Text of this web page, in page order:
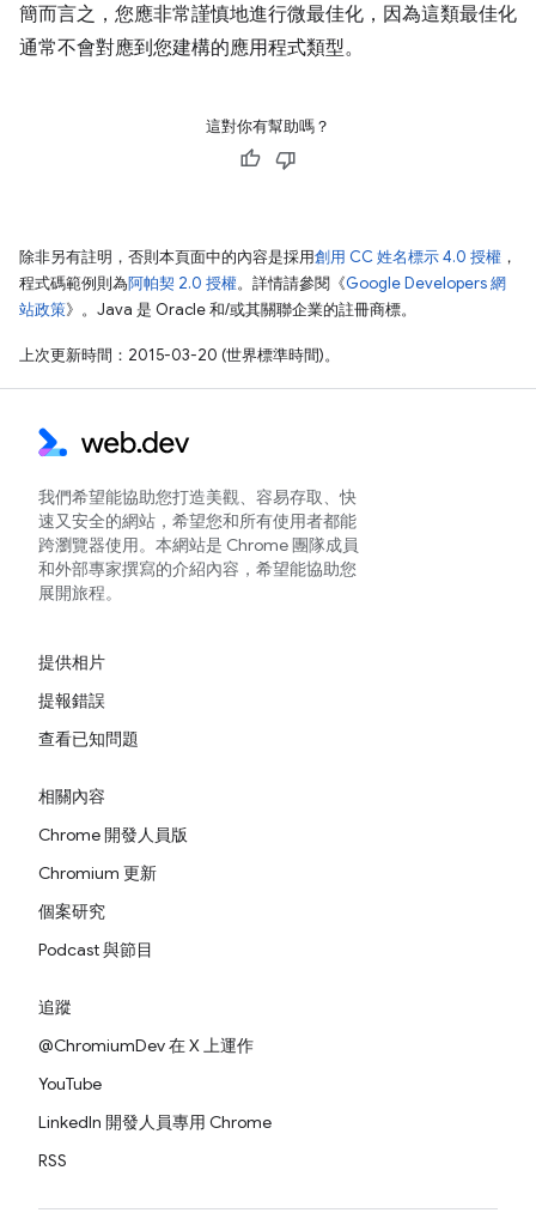
簡而言之，您應非常謹慎地進行微最佳化，因為這類最佳化
通常不會對應到您建構的應用程式類型。
這對你有幫助嗎？
除非另有註明，否則本頁面中的內容是採用創用 CC 姓名標示 4.0 授權 ，
程式碼範例則為阿帕契 2.0 授權。詳情請參閱《Google Developers 網
站政策》。Java 是 Oracle 和/或其關聯企業的註冊商標。
上次更新時間：2015-03-20 (世界標準時間)。
我們希望能協助您打造美觀、容易存取、快
速又安全的網站，希望您和所有使用者都能
跨瀏覽器使用。本網站是 Chrome 團隊成員
和外部專家撰寫的介紹內容，希望能協助您
展開旅程。
提供相片
提報錯誤
查看已知問題
相關內容
Chrome 開發人員版
Chromium 更新
個案研究
Podcast 與節目
追蹤
@ChromiumDev 在 X 上運作
YouTube
LinkedIn 開發人員專用 Chrome
RSS